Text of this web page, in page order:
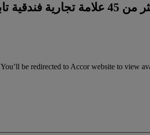
لمجموعة أكور
You’ll be redirected to Accor website to view